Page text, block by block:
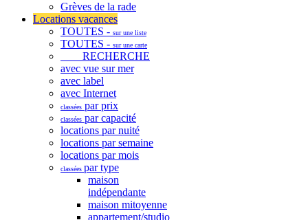
Grèves de la rade
Locations vacances
TOUTES - sur une liste
TOUTES - sur une carte
RECHERCHE
avec vue sur mer
avec label
avec Internet
classées par prix
classées par capacité
locations par nuité
locations par semaine
locations par mois
classées par type
maison
indépendante
maison mitoyenne
appartement/studio